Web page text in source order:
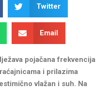
Twitter
Email
pojačana frekvencija
i prilazima
vlažan i suh. Na